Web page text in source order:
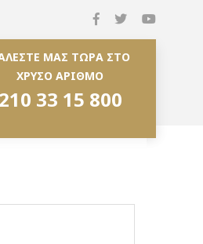
ΜΑΣ ΤΩΡΑ ΣΤΟ
ΧΡΥΣΟ ΑΡΙΘΜΟ
210 33 15 800